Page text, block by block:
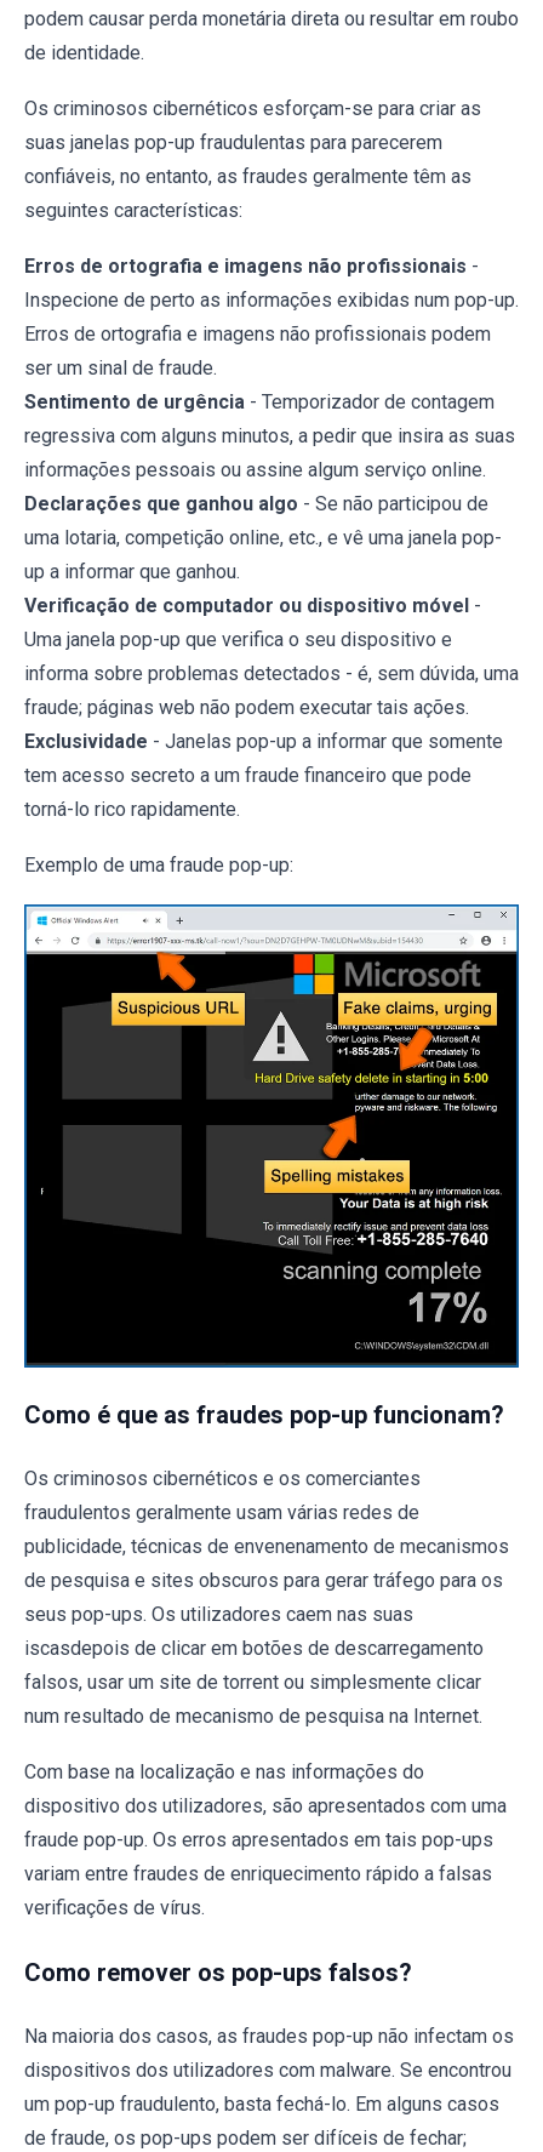
podem causar perda monetária direta ou resultar em roubo
de identidade.
Os criminosos cibernéticos esforçam-se para criar as
suas janelas pop-up fraudulentas para parecerem
confiáveis, no entanto, as fraudes geralmente têm as
seguintes características:
Erros de ortografia e imagens não profissionais -
Inspecione de perto as informações exibidas num pop-up.
Erros de ortografia e imagens não profissionais podem
ser um sinal de fraude.
Sentimento de urgência - Temporizador de contagem
regressiva com alguns minutos, a pedir que insira as suas
informações pessoais ou assine algum serviço online.
Declarações que ganhou algo - Se não participou de
uma lotaria, competição online, etc., e vê uma janela pop-
up a informar que ganhou.
Verificação de computador ou dispositivo móvel -
Uma janela pop-up que verifica o seu dispositivo e
informa sobre problemas detectados - é, sem dúvida, uma
fraude; páginas web não podem executar tais ações.
Exclusividade - Janelas pop-up a informar que somente
tem acesso secreto a um fraude financeiro que pode
torná-lo rico rapidamente.
Exemplo de uma fraude pop-up:
Como é que as fraudes pop-up funcionam?
Os criminosos cibernéticos e os comerciantes
fraudulentos geralmente usam várias redes de
publicidade, técnicas de envenenamento de mecanismos
de pesquisa e sites obscuros para gerar tráfego para os
seus pop-ups. Os utilizadores caem nas suas
iscasdepois de clicar em botões de descarregamento
falsos, usar um site de torrent ou simplesmente clicar
num resultado de mecanismo de pesquisa na Internet.
Com base na localização e nas informações do
dispositivo dos utilizadores, são apresentados com uma
fraude pop-up. Os erros apresentados em tais pop-ups
variam entre fraudes de enriquecimento rápido a falsas
verificações de vírus.
Como remover os pop-ups falsos?
Na maioria dos casos, as fraudes pop-up não infectam os
dispositivos dos utilizadores com malware. Se encontrou
um pop-up fraudulento, basta fechá-lo. Em alguns casos
de fraude, os pop-ups podem ser difíceis de fechar;